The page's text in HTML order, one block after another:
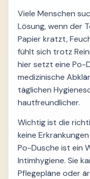
Viele Menschen
Lösung, wenn der
Papier kratzt,
fühlt sich trotz
hier setzt eine Po-
medizinische
täglichen
hautfreundlicher.
Wichtig ist die
keine
Po-Dusche ist ein
Intimhygiene. Sie
Pflegepläne oder